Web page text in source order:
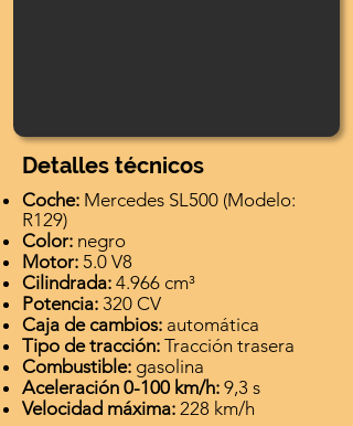
Detalles técnicos
Coche: Mercedes SL500 (Modelo:
R129)
Color: negro
Motor: 5.0 V8
Cilindrada: 4.966 cm³
Potencia: 320 CV
Caja de cambios: automática
Tipo de tracción: Tracción trasera
Combustible: gasolina
Aceleración 0-100 km/h: 9,3 s
Velocidad máxima: 228 km/h